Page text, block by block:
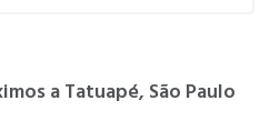
a Tatuapé, São Paulo